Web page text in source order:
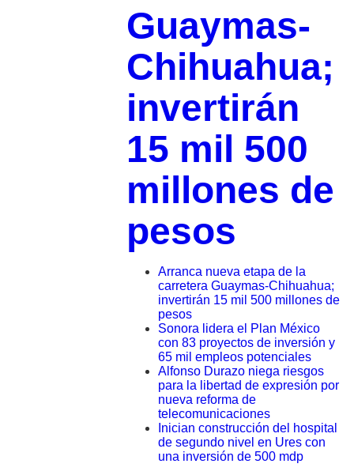
Guaymas-
Chihuahua;
invertirán
15 mil 500
millones de
pesos
Arranca nueva etapa de la
carretera Guaymas-Chihuahua;
invertirán 15 mil 500 millones de
pesos
Sonora lidera el Plan México
con 83 proyectos de inversión y
65 mil empleos potenciales
Alfonso Durazo niega riesgos
para la libertad de expresión por
nueva reforma de
telecomunicaciones
Inician construcción del hospital
de segundo nivel en Ures con
una inversión de 500 mdp